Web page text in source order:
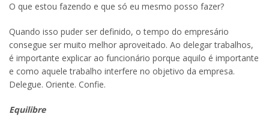
O que estou fazendo e que só eu mesmo posso fazer?
Quando isso puder ser definido, o tempo do empresário
consegue ser muito melhor aproveitado. Ao delegar trabalhos,
é importante explicar ao funcionário porque aquilo é importante
e como aquele trabalho interfere no objetivo da empresa.
Delegue. Oriente. Confie.
Equilibre